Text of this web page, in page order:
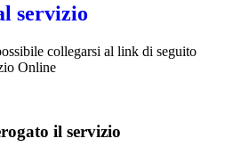
servizio
collegarsi al link di seguito
Online
il servizio